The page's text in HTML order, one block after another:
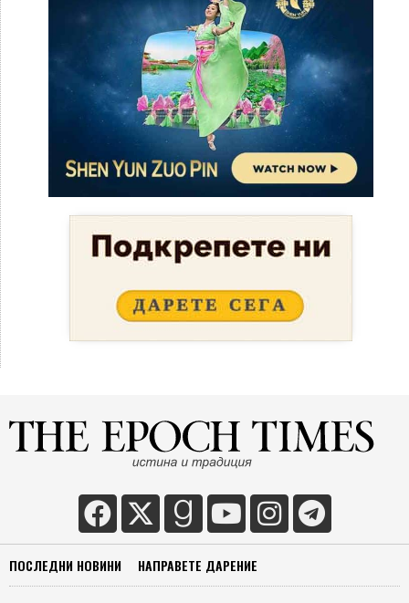
ПОСЛЕДНИ НОВИНИ НАПРАВЕТЕ ДАРЕНИЕ